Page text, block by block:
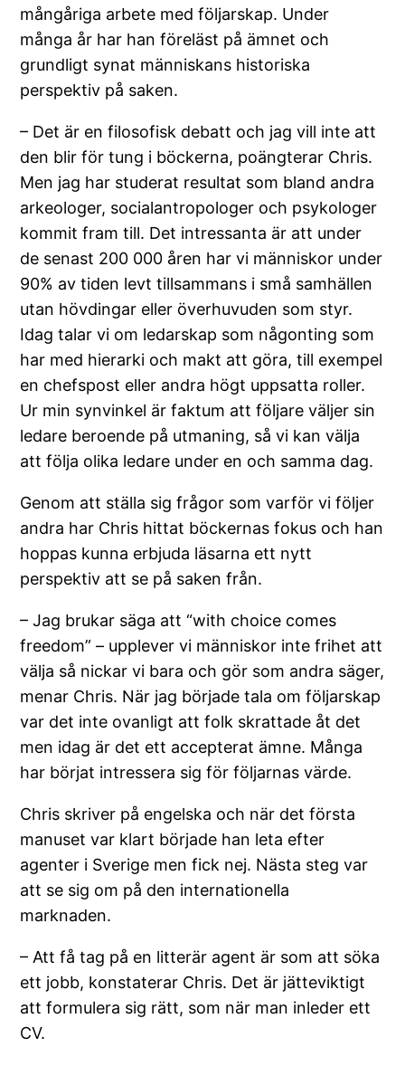
mångåriga arbete med följarskap. Under
många år har han föreläst på ämnet och
grundligt synat människans historiska
perspektiv på saken.
– Det är en filosofisk debatt och jag vill inte att
den blir för tung i böckerna, poängterar Chris.
Men jag har studerat resultat som bland andra
arkeologer, socialantropologer och psykologer
kommit fram till. Det intressanta är att under
de senast 200 000 åren har vi människor under
90% av tiden levt tillsammans i små samhällen
utan hövdingar eller överhuvuden som styr.
Idag talar vi om ledarskap som någonting som
har med hierarki och makt att göra, till exempel
en chefspost eller andra högt uppsatta roller.
Ur min synvinkel är faktum att följare väljer sin
ledare beroende på utmaning, så vi kan välja
att följa olika ledare under en och samma dag.
Genom att ställa sig frågor som varför vi följer
andra har Chris hittat böckernas fokus och han
hoppas kunna erbjuda läsarna ett nytt
perspektiv att se på saken från.
– Jag brukar säga att “with choice comes
freedom” – upplever vi människor inte frihet att
välja så nickar vi bara och gör som andra säger,
menar Chris. När jag började tala om följarskap
var det inte ovanligt att folk skrattade åt det
men idag är det ett accepterat ämne. Många
har börjat intressera sig för följarnas värde.
Chris skriver på engelska och när det första
manuset var klart började han leta efter
agenter i Sverige men fick nej. Nästa steg var
att se sig om på den internationella
marknaden.
– Att få tag på en litterär agent är som att söka
ett jobb, konstaterar Chris. Det är jätteviktigt
att formulera sig rätt, som när man inleder ett
CV.